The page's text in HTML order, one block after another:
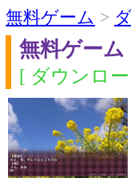
無料ゲーム >
無料ゲーム
[ ダウンロ